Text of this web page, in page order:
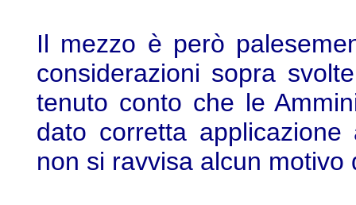
Il mezzo è però
considerazioni sopra
tenuto conto che le
dato corretta
non si ravvisa alcun